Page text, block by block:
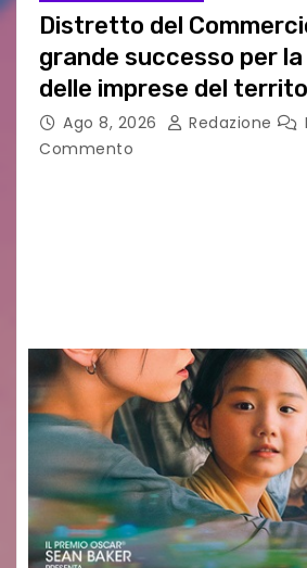
Distretto del
grande successo per
delle imprese del
Ago 8, 2026 Redazione
Commento